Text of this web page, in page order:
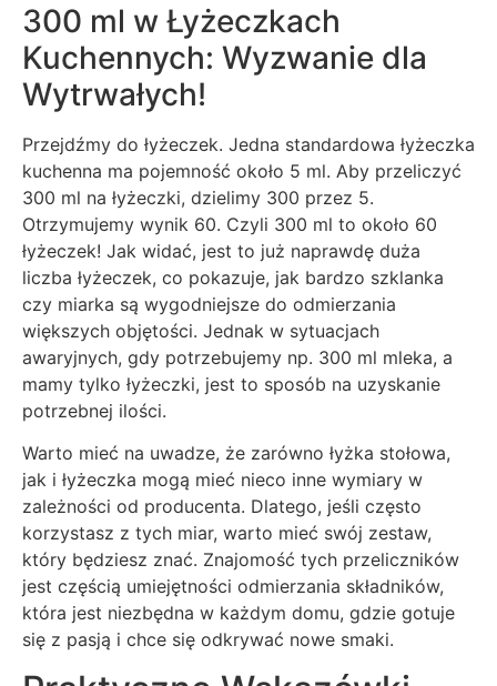
300 ml w Łyżeczkach
Kuchennych: Wyzwanie dla
Wytrwałych!
Przejdźmy do łyżeczek. Jedna standardowa łyżeczka
kuchenna ma pojemność około 5 ml. Aby przeliczyć
300 ml na łyżeczki, dzielimy 300 przez 5.
Otrzymujemy wynik 60. Czyli 300 ml to około 60
łyżeczek! Jak widać, jest to już naprawdę duża
liczba łyżeczek, co pokazuje, jak bardzo szklanka
czy miarka są wygodniejsze do odmierzania
większych objętości. Jednak w sytuacjach
awaryjnych, gdy potrzebujemy np. 300 ml mleka, a
mamy tylko łyżeczki, jest to sposób na uzyskanie
potrzebnej ilości.
Warto mieć na uwadze, że zarówno łyżka stołowa,
jak i łyżeczka mogą mieć nieco inne wymiary w
zależności od producenta. Dlatego, jeśli często
korzystasz z tych miar, warto mieć swój zestaw,
który będziesz znać. Znajomość tych przeliczników
jest częścią umiejętności odmierzania składników,
która jest niezbędna w każdym domu, gdzie gotuje
się z pasją i chce się odkrywać nowe smaki.